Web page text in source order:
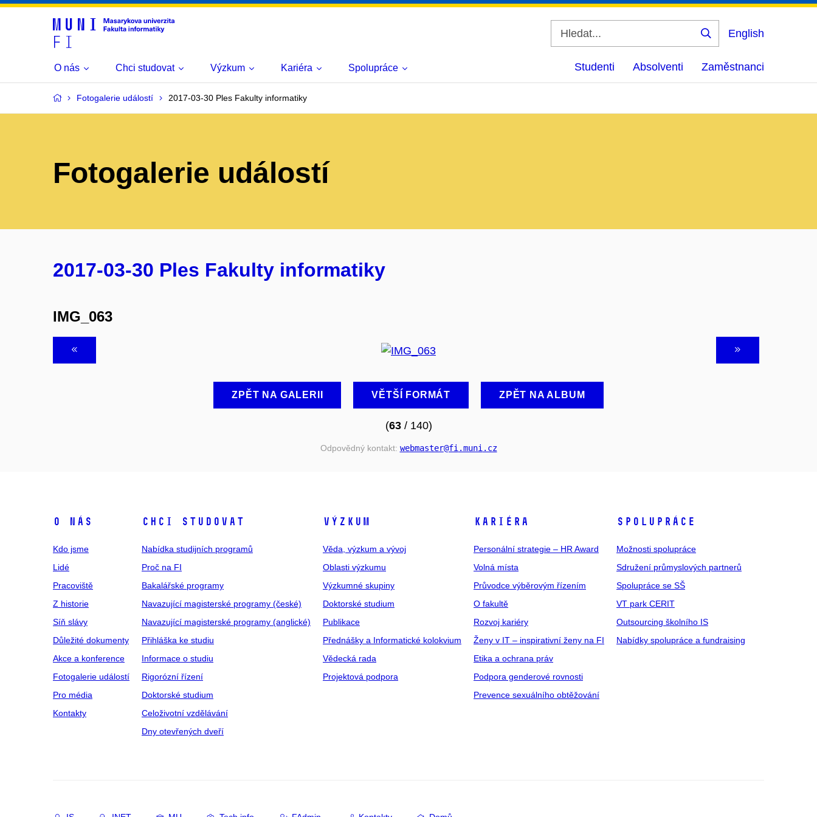
Vyhledat
English
O nás Chci studovat Výzkum Kariéra Spolupráce Studenti Absolventi Zaměstnanci
Fotogalerie událostí 2017-03-30 Ples Fakulty informatiky
Fotogalerie událostí
2017-03-30 Ples Fakulty informatiky
IMG_063
ZPĚT NA GALERII VĚTŠÍ FORMÁT ZPĚT NA ALBUM
(63/ 140)
Odpovědný kontakt: webmaster@fi .muni .cz
O NÁS
Kdo jsme
Lidé
Pracoviště
Z historie
Síň slávy
Důležité dokumenty
Akce a konference
Fotogalerie událostí
Pro média
Kontakty
CHCI STUDOVAT
Nabídka studijních programů
Proč na FI
Bakalářské programy
Navazující magisterské programy (české)
Navazující magisterské programy (anglické)
Přihláška ke studiu
Informace o studiu
Rigorózní řízení
Doktorské studium
Celoživotní vzdělávání
Dny otevřených dveří
VÝZKUM
Věda, výzkum a vývoj
Oblasti výzkumu
Výzkumné skupiny
Doktorské studium
Publikace
Přednášky a Informatické kolokvium
Vědecká rada
Projektová podpora
KARIÉRA
Personální strategie – HR Award
Volná místa
Průvodce výběrovým řízením
O fakultě
Rozvoj kariéry
Ženy v IT – inspirativní ženy na FI
Etika a ochrana práv
Podpora genderové rovnosti
Prevence sexuálního obtěžování
SPOLUPRÁCE
Možnosti spolupráce
Sdružení průmyslových partnerů
Spolupráce se SŠ
VT park CERIT
Outsourcing školního IS
Nabídky spolupráce a fundraising